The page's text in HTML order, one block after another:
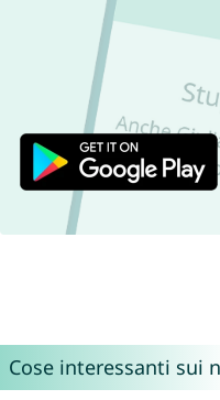
Cose interessanti sui